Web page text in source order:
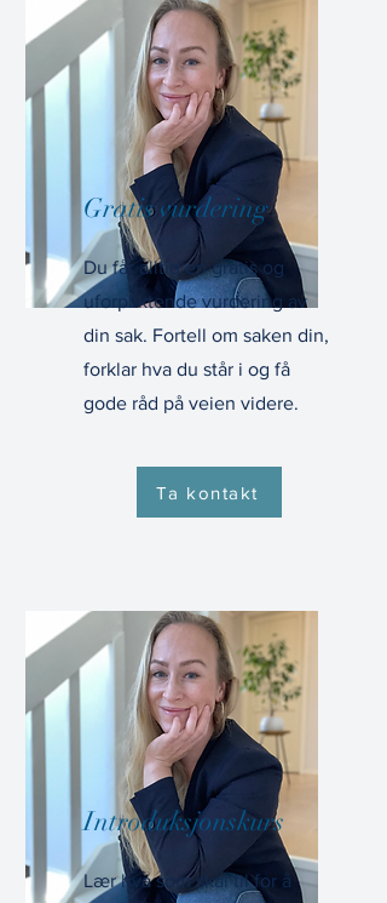
Gratis vurdering
Du får alltid en gratis og
uforpliktende vurdering av
din sak. Fortell om saken din,
forklar hva du står i og få
gode råd på veien videre.
Ta kontakt
Introduksjonskurs
Lær hva som skal til for å